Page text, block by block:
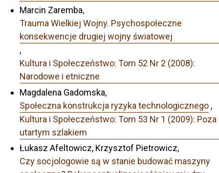
Marcin Zaremba,
Trauma Wielkiej Wojny. Psychospołeczne
konsekwencje drugiej wojny światowej
,
Kultura i Społeczeństwo: Tom 52 Nr 2 (2008):
Narodowe i etniczne
Magdalena Gadomska,
Społeczna konstrukcja ryzyka technologicznego ,
Kultura i Społeczeństwo: Tom 53 Nr 1 (2009): Poza
utartym szlakiem
Łukasz Afeltowicz, Krzysztof Pietrowicz,
Czy socjologowie są w stanie budować maszyny